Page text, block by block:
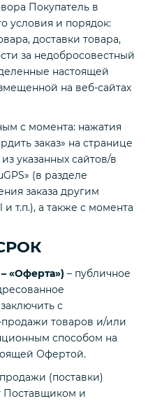
Покупатель в
условия и порядок:
доставки товара,
за недобросовестный
настоящей
на веб-сайтах
с момента: нажатия
заказ» на странице
указанных сайтов/в
(в разделе
заказа другим
т.п.), а также с момента
«Оферта») – публичное
с
товаров и/или
способом на
Офертой.
(поставки)
Поставщиком и